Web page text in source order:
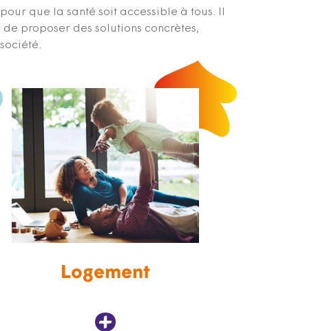
que la santé soit accessible à tous. Il
proposer des solutions concrètes,
Logement